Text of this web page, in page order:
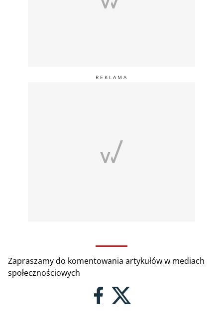
Zapraszamy do komentowania artykułów w mediach
społecznościowych